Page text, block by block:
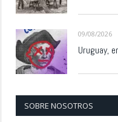
09/08/2026
Uruguay,
SOBRE NOSOTROS